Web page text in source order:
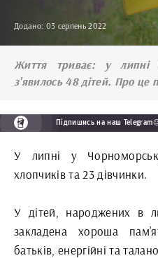
Додано: 03 серпень 2022
Життя триває: у липні
з'явилось 48 дітей. Про це
Підпишись на наш
У липні у
хлопчиків та 23 дівчинки.
У дітей, народжених в
закладена хороша
батьків, енергійні та